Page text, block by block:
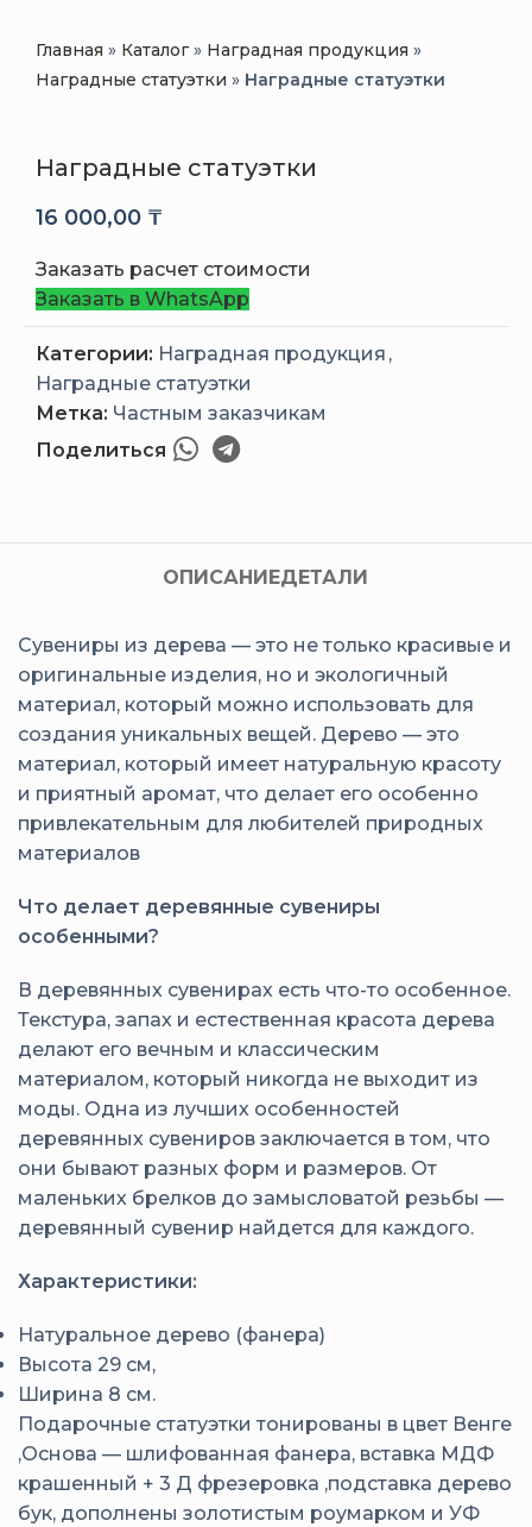
Главная » Каталог» Наградная продукция »
Наградные статуэтки » Наградные статуэтки
Наградные статуэтки
16 000,00 ₸
Заказать расчет стоимости
Заказать в WhatsApp
Категории: Наградная продукция ,
Наградные статуэтки
Метка: Частным заказчикам
Поделиться
ОПИСАНИЕДЕТАЛИ
Сувениры из дерева — это не только красивые и
оригинальные изделия, но и экологичный
материал, который можно использовать для
создания уникальных вещей. Дерево — это
материал, который имеет натуральную красоту
и приятный аромат, что делает его особенно
привлекательным для любителей природных
материалов
Что делает деревянные сувениры
особенными?
В деревянных сувенирах есть что-то особенное.
Текстура, запах и естественная красота дерева
делают его вечным и классическим
материалом, который никогда не выходит из
моды. Одна из лучших особенностей
деревянных сувениров заключается в том, что
они бывают разных форм и размеров. От
маленьких брелков до замысловатой резьбы —
деревянный сувенир найдется для каждого.
Характеристики:
Натуральное дерево (фанера)
Высота 29 см,
Ширина 8 см.
Подарочные статуэтки тонированы в цвет Венге
,Основа — шлифованная фанера, вставка МДФ
крашенный + 3 Д фрезеровка ,подставка дерево
бук, дополнены золотистым роумарком и УФ